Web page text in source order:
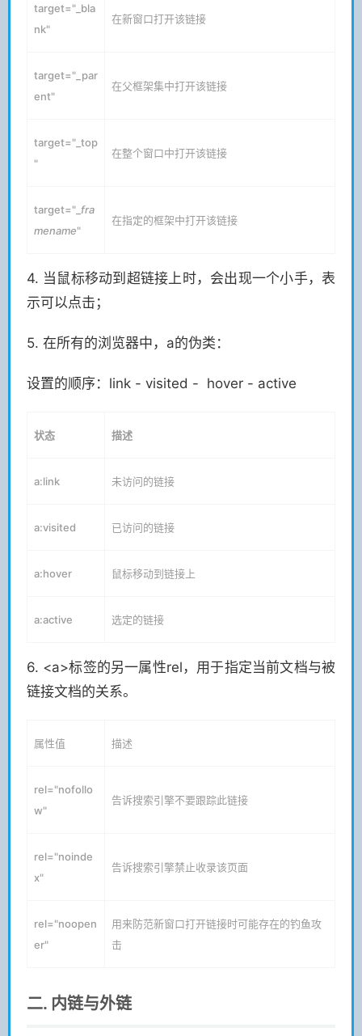
target="_bla
nk"
在新窗口打开该链接
target="_par
ent"
在父框架集中打开该链接
target="_top
"
在整个窗口中打开该链接
target="_ fra
mename"
在指定的框架中打开该链接
4. 当鼠标移动到超链接上时，会出现一个小手，表
示可以点击；
5. 在所有的浏览器中，a的伪类：
设置的顺序：link - visited - hover - active
状态 描述
a:link 未访问的链接
a:visited 已访问的链接
a:hover 鼠标移动到链接上
a:active 选定的链接
6. <a>标签的另一属性rel，用于指定当前文档与被
链接文档的关系。
属性值 描述
rel="nofollo
w"
告诉搜索引擎不要跟踪此链接
rel="noinde
x"
告诉搜索引擎禁止收录该页面
rel="noopen
er"
用来防范新窗口打开链接时可能存在的钓鱼攻
击
二. 内链与外链